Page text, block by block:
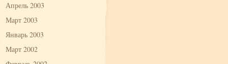
Апрель 2003
Март 2003
Январь 2003
Март 2002